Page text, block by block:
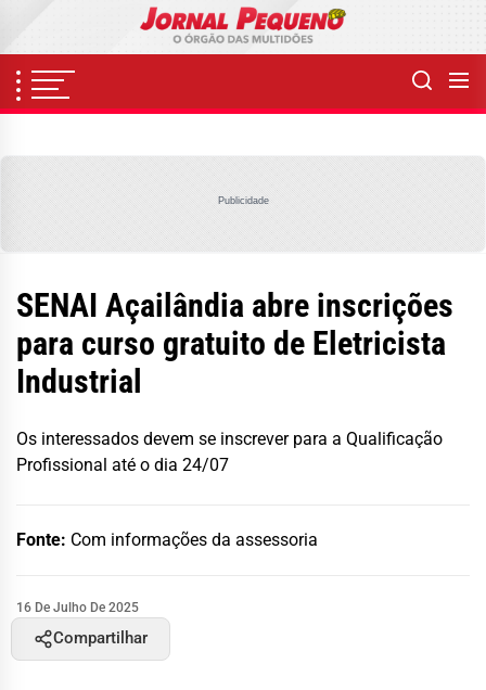
content
Publicidade
SENAI Açailândia abre inscrições
para curso gratuito de Eletricista
Industrial
Os interessados devem se inscrever para a Qualificação
Profissional até o dia 24/07
Fonte: Com informações da assessoria
16 De Julho De 2025
Compartilhar